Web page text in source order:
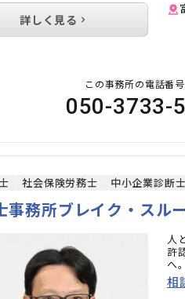
詳しく見る
この事務所の電話番号
050-3733-
社会保険労務士 中小企業診断士
事務所ブレイク・スル
人
許
へ
相